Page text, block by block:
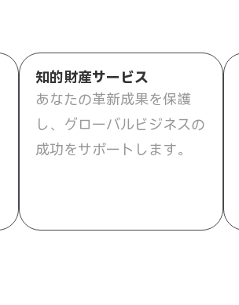
知的財産サービス
あなたの革新成果を保護
し、グローバルビジネスの
成功をサポートします。